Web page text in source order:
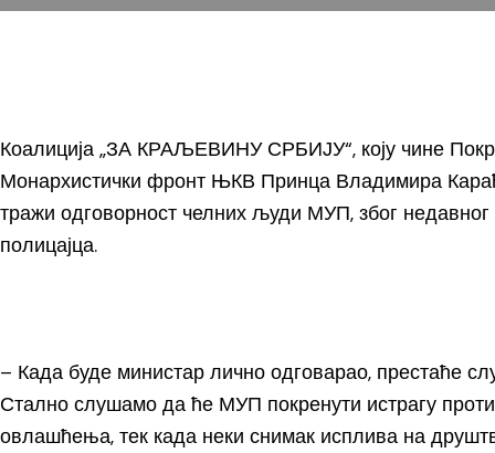
Коалиција „ЗА КРАЉЕВИНУ СРБИЈУ“, коју чине
Монархистички фронт ЊКВ Принца Владимира
тражи одговорност челних људи МУП, због
полицајца.
– Када буде министар лично одговарао, престаће
Стално слушамо да ће МУП покренути истрагу
овлашћења, тек када неки снимак исплива на